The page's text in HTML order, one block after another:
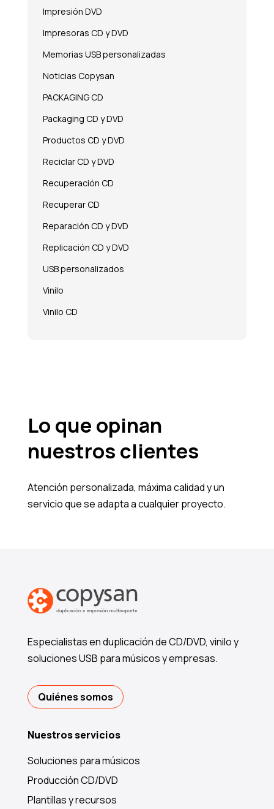
Impresión DVD
Impresoras CD y DVD
Memorias USB personalizadas
Noticias Copysan
PACKAGING CD
Packaging CD y DVD
Productos CD y DVD
Reciclar CD y DVD
Recuperación CD
Recuperar CD
Reparación CD y DVD
Replicación CD y DVD
USB personalizados
Vinilo
Vinilo CD
Lo que opinan
nuestros clientes
Atención personalizada, máxima calidad y un
servicio que se adapta a cualquier proyecto.
Especialistas en duplicación de CD/DVD, vinilo y
soluciones USB para músicos y empresas.
Quiénes somos
Nuestros servicios
Soluciones para músicos
Producción CD/DVD
Plantillas y recursos